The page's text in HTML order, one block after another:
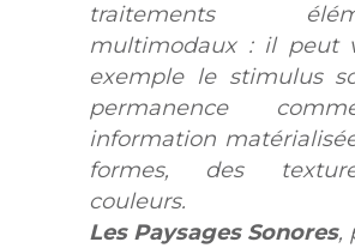
traitements
multimodaux : il peut
exemple le stimulus
permanence
information
formes, des
couleurs.
Les Paysages Sonores,